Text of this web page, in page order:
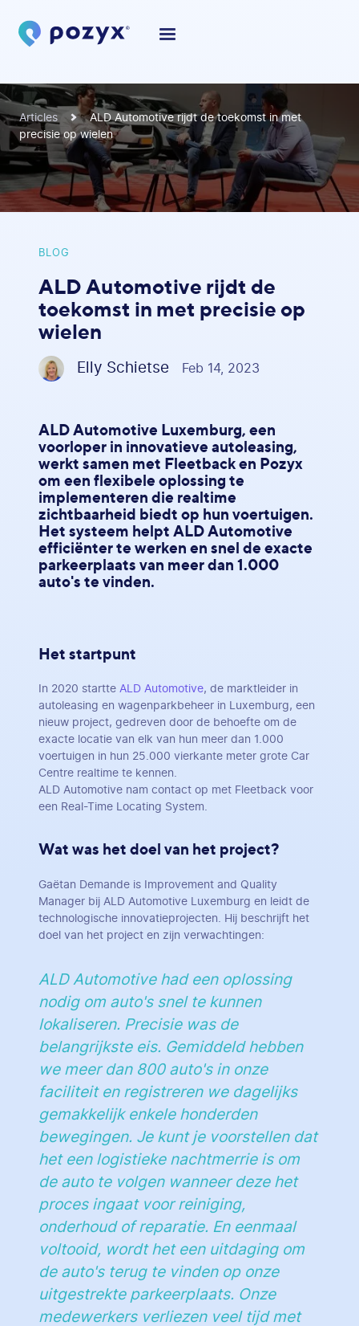
Articles
ALD Automotive rijdt de toekomst in met
precisie op wielen
BLOG
ALD Automotive rijdt de
toekomst in met precisie op
wielen
Elly Schietse Feb 14, 2023
ALD Automotive Luxemburg, een
voorloper in innovatieve autoleasing,
werkt samen met Fleetback en Pozyx
om een flexibele oplossing te
implementeren die realtime
zichtbaarheid biedt op hun voertuigen.
Het systeem helpt ALD Automotive
efficiënter te werken en snel de exacte
parkeerplaats van meer dan 1.000
auto's te vinden.
Het startpunt
In 2020 startte ALD Automotive, de marktleider in
autoleasing en wagenparkbeheer in Luxemburg, een
nieuw project, gedreven door de behoefte om de
exacte locatie van elk van hun meer dan 1.000
voertuigen in hun 25.000 vierkante meter grote Car
Centre realtime te kennen.
ALD Automotive nam contact op met Fleetback voor
een Real-Time Locating System.
Wat was het doel van het project?
Gaëtan Demande is Improvement and Quality
Manager bij ALD Automotive Luxemburg en leidt de
technologische innovatieprojecten. Hij beschrijft het
doel van het project en zijn verwachtingen:
ALD Automotive had een oplossing
nodig om auto's snel te kunnen
lokaliseren. Precisie was de
belangrijkste eis. Gemiddeld hebben
we meer dan 800 auto's in onze
faciliteit en registreren we dagelijks
gemakkelijk enkele honderden
bewegingen. Je kunt je voorstellen dat
het een logistieke nachtmerrie is om
de auto te volgen wanneer deze het
proces ingaat voor reiniging,
onderhoud of reparatie. En eenmaal
voltooid, wordt het een uitdaging om
de auto's terug te vinden op onze
uitgestrekte parkeerplaats. Onze
medewerkers verliezen veel tijd met